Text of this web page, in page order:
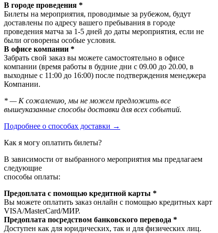
В городе проведения *
Билеты на мероприятия, проводимые за рубежом, будут
доставлены по адресу вашего пребывания в городе
проведения матча за 1-5 дней до даты мероприятия, если не
были оговорены особые условия.
В офисе компании *
Забрать свой заказ вы можете самостоятельно в офисе
компании (время работы в будние дни с 09.00 до 20.00, в
выходные с 11:00 до 16:00) после подтверждения менеджера
Компании.
* — К сожалению, мы не можем предложить все
вышеуказанные способы доставки для всех событий.
Подробнее о способах доставки →
Как я могу оплатить билеты?
В зависимости от выбранного мероприятия мы предлагаем
следующие
способы оплаты:
Предоплата с помощью кредитной карты *
Вы можете оплатить заказ онлайн с помощью кредитных карт
VISA/MasterСard/МИР.
Предоплата посредством банковского перевода *
Доступен как для юридических, так и для физических лиц.